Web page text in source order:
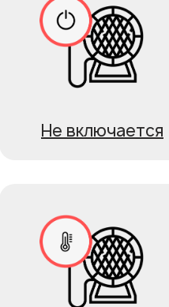
Не включается